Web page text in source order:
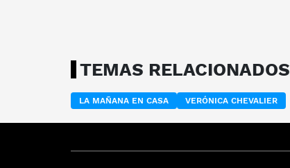
TEMAS RELACIONADOS
LA MAÑANA EN CASA VERÓNICA CHEVALIER